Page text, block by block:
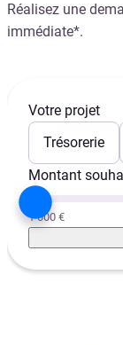
Réalisez une
immédiate*.
Votre projet
Trésorerie
Montant
1 000 €